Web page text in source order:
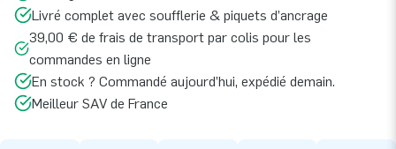
Livré complet avec soufflerie & piquets d’ancrage
39,00 € de frais de transport par colis pour les
commandes en ligne
En stock ? Commandé aujourd’hui, expédié demain.
Meilleur SAV de France